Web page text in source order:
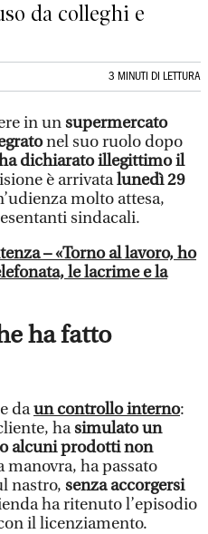
da colleghi e
3 MINUTI DI LETTURA
in unsupermercato
nel suo ruolo dopo
dichiarato illegittimo il
è arrivatalunedì 29
molto attesa,
sindacali.
– «Torno al lavoro, ho
le lacrime e la
ha fatto
daun controllo interno:
hasimulato un
alcuni prodotti non
ha passato
nastro, senza accorgersi
ha ritenuto l’episodio
il licenziamento.